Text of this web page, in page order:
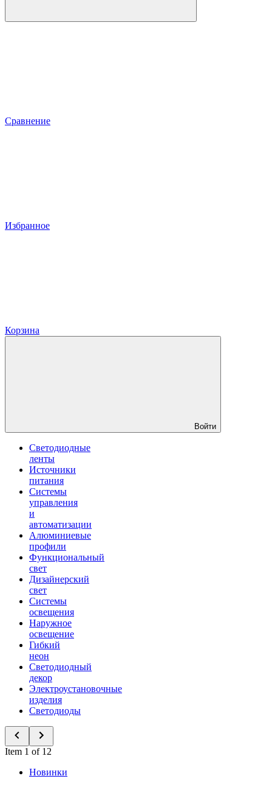
Сравнение
Избранное
Корзина
Войти
Светодиодные
ленты
Источники
питания
Системы
управления
и
автоматизации
Алюминиевые
профили
Функциональный
свет
Дизайнерский
свет
Системы
освещения
Наружное
освещение
Гибкий
неон
Светодиодный
декор
Электроустановочные
изделия
Светодиоды
Item 1 of 12
Новинки